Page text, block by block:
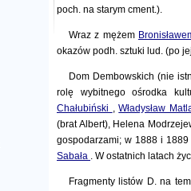
poch. na starym cment.).
Wraz z mężem
okazów podh. sztuki lud. (po
Dom Dembowskich (nie
rolę wybitnego ośrodka
Chałubiński ,Władysław
(brat Albert), Helena
gospodarzami; w 1888 i 1889
Sabała . W ostatnich latach
Fragmenty listów D. na